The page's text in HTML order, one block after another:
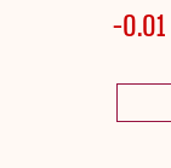
-0.01